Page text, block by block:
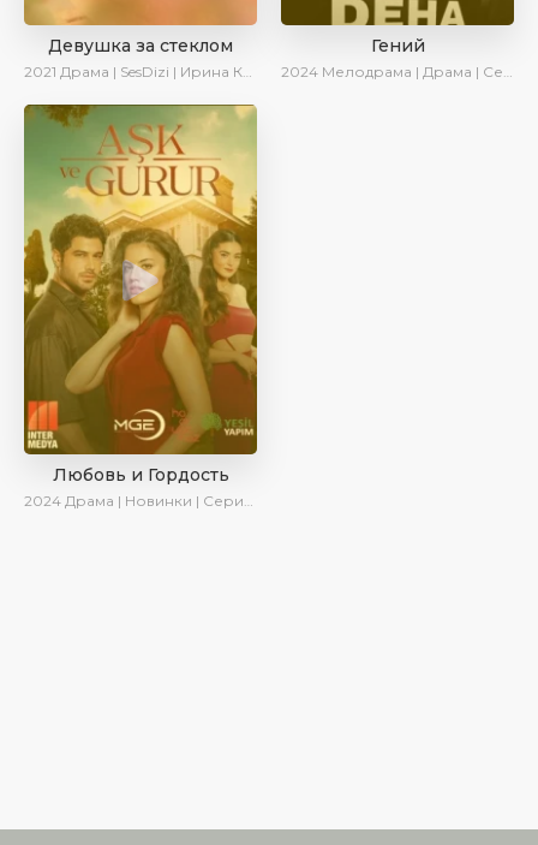
Девушка за стеклом
2021 Драма | SesDizi | Ирина Котова
Гений
2024 Мелодрама | Драма | Сериалы 2024
Любовь и Гордость
2024 Драма | Новинки | Сериалы 2024